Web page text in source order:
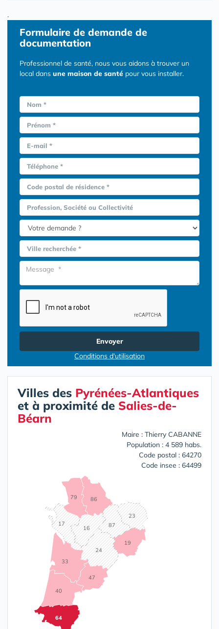
.
Formulaire de demande de
documentation
Professionnel de santé, nous vous aidons à trouver un
local dans une maison de santé pour vous installer.
Nom *
Prénom *
E-mail *
Téléphone *
Code postal de résidence *
Profession, Société ou Collectivité
Ville recherchée *
Envoyer
Conditions d'utilisation
Villes des Pyrénées-Atlantiques
et à proximité de Salies-de-
Béarn
Maire : Thierry CABANNE
Population : 4 589 habs.
Code postal : 64270
Code insee : 64499
16
17
19
23
24
33
40
47
64
79 86
87